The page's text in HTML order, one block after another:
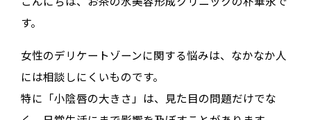
す。
女性のデリケートゾーンに関する悩みは、なかなか人
には相談しにくいものです。
特に「小陰唇の大きさ」は、見た目の問題だけでな